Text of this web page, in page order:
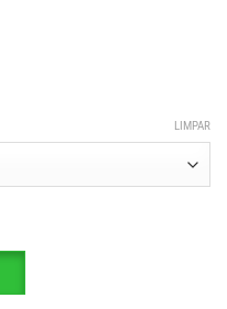
LIMPAR